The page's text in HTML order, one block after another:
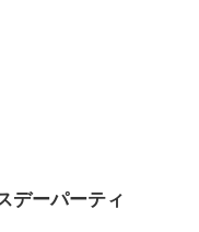
デーパーティ